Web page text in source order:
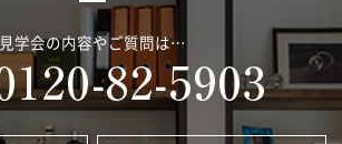
見学会の内容やご質問は…